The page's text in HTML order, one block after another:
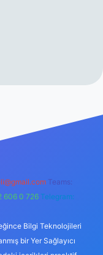
Teams:
606 0 726 Telegram:
Bilgi Teknolojileri
bir Yer Sağlayıcı